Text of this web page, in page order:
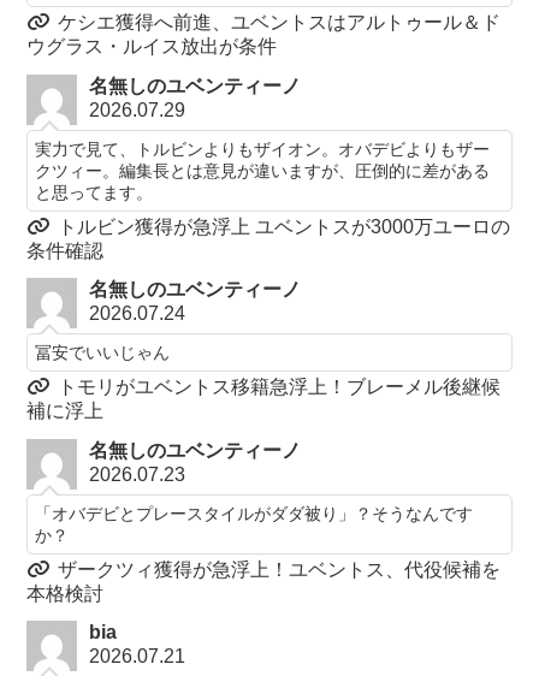
ケシエ獲得へ前進、ユベントスはアルトゥール＆ド
ウグラス・ルイス放出が条件
名無しのユベンティーノ
2026.07.29
実力で見て、トルビンよりもザイオン。オバデビよりもザー
クツィー。編集長とは意見が違いますが、圧倒的に差がある
と思ってます。
トルビン獲得が急浮上 ユベントスが3000万ユーロの
条件確認
名無しのユベンティーノ
2026.07.24
冨安でいいじゃん
トモリがユベントス移籍急浮上！ブレーメル後継候
補に浮上
名無しのユベンティーノ
2026.07.23
「オバデビとプレースタイルがダダ被り」？そうなんです
か？
ザークツィ獲得が急浮上！ユベントス、代役候補を
本格検討
bia
2026.07.21